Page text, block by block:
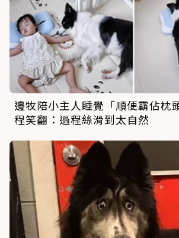
邊牧陪小主人睡覺「順便霸佔枕
程笑翻：過程絲滑到太自然